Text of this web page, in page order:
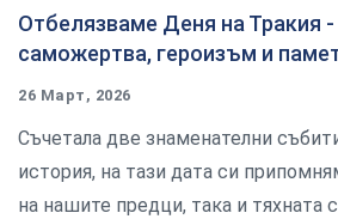
Отбелязваме Деня на Тракия
саможертва, героизъм и
26 Март, 2026
Съчетала две знаменателни
история, на тази дата си
на нашите предци, така и тяхната